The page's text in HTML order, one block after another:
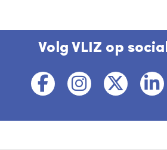
Volg VLIZ op